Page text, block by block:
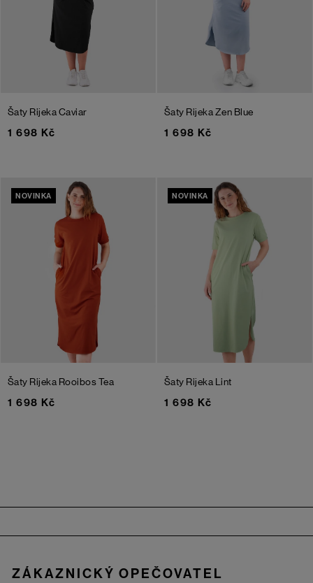
Šaty RijekaCaviar
1 698 Kč
Šaty RijekaZen Blue
1 698 Kč
NOVINKA
Šaty Rijeka Rooibos Tea
1 698 Kč
NOVINKA
Šaty Rijeka Lint
1 698 Kč
ZÁKAZNICKÝ OPEČOVATEL